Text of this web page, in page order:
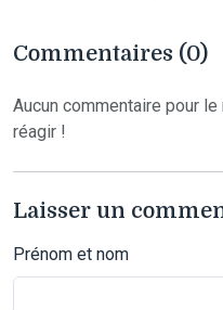
Commentaires (0)
Aucun commentaire pour
réagir !
Laisser un
Prénom et nom